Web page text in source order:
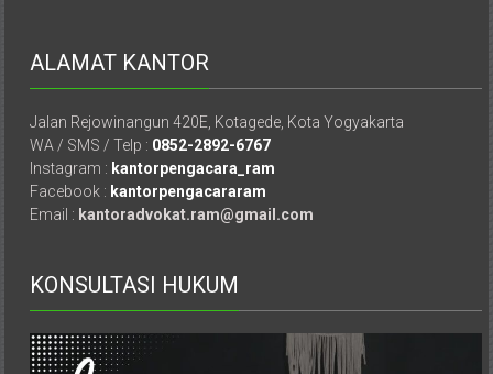
Wonosari,
Wates,
Klaten,
Magelang,
Solo,
Semarang,
Jakarta,
Surabaya,
Surakarta,
Sukoharjo,
Mungkid,
ALAMAT KANTOR
Jalan Rejowinangun 420E, Kotagede, Kota Yogyakarta
WA / SMS / Telp : 0852-2892-6767
Instagram : kantorpengacara_ram
Facebook : kantorpengacararam
Email : kantoradvokat.ram@gmail.com
KONSULTASI HUKUM